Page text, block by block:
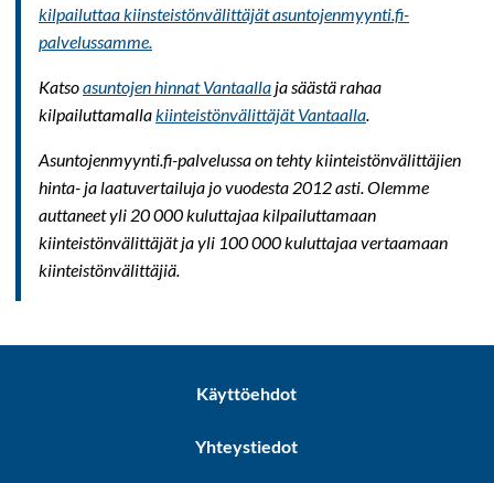
kilpailuttaa kiinsteistönvälittäjät asuntojenmyynti.fi-
palvelussamme.
Katsoasuntojen hinnat Vantaalla ja säästä rahaa
kilpailuttamallakiinteistönvälittäjät Vantaalla.
Asuntojenmyynti.fi-palvelussa on tehty kiinteistönvälittäjien
hinta- ja laatuvertailuja jo vuodesta 2012 asti. Olemme
auttaneet yli 20 000 kuluttajaa kilpailuttamaan
kiinteistönvälittäjät ja yli 100 000 kuluttajaa vertaamaan
kiinteistönvälittäjiä.
Käyttöehdot
Yhteystiedot